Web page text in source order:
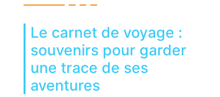
Le carnet de voyage :
souvenirs pour garder
une trace de ses
aventures